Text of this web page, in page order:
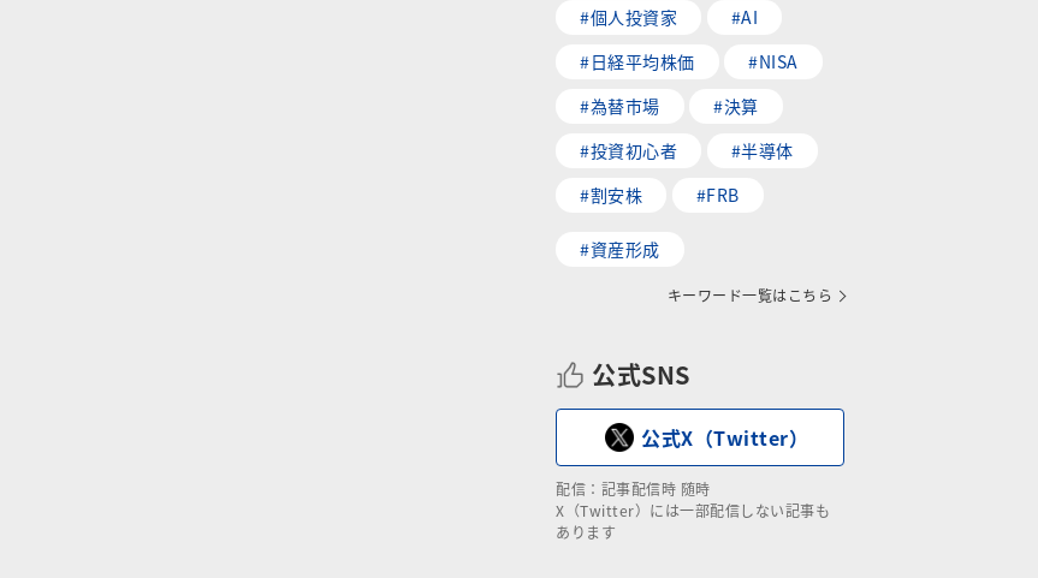
#個人投資家
#AI
#日経平均株価
#NISA
#為替市場
#決算
#投資初心者
#半導体
#割安株
#FRB
#資産形成
キーワード一覧はこちら
公式SNS
公式X（Twitter）
配信：記事配信時 随時
X（Twitter）には一部配信しない記事も
あります